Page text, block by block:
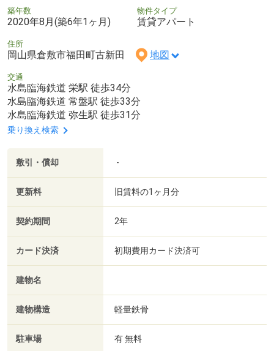
築年数
2020年8月(築6年1ヶ月)
物件タイプ
賃貸アパート
住所
岡山県倉敷市福田町古新田 地図
交通
水島臨海鉄道 栄駅 徒歩34分
水島臨海鉄道 常盤駅 徒歩33分
水島臨海鉄道 弥生駅 徒歩31分
乗り換え検索
敷引・償却 -
更新料 旧賃料の1ヶ月分
契約期間 2年
カード決済 初期費用カード決済可
建物名
建物構造 軽量鉄骨
駐車場 有 無料